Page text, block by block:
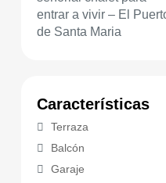
Características
Terraza
Balcón
Garaje